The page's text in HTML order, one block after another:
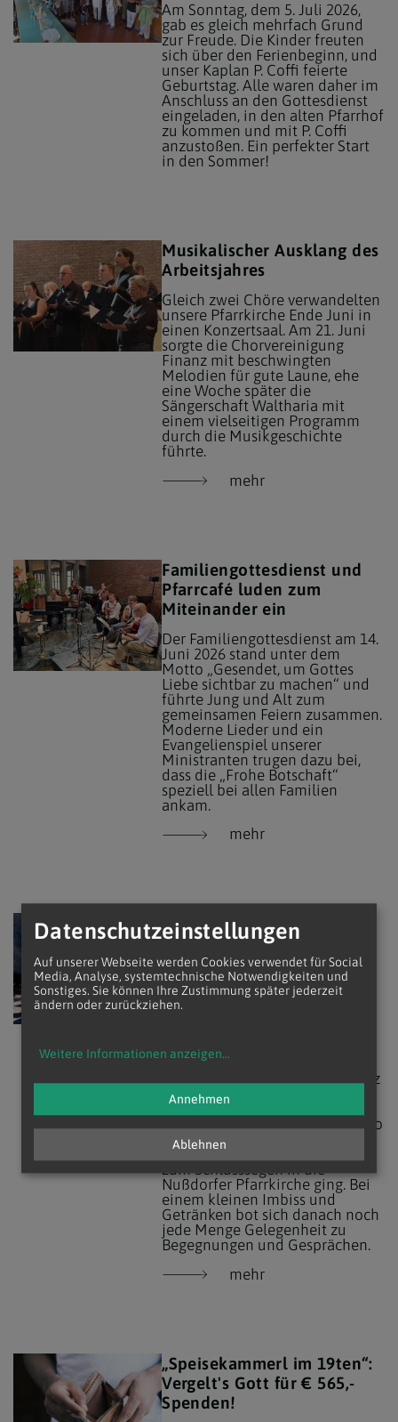
Am Sonntag, dem 5. Juli 2026,
gab es gleich mehrfach Grund
zur Freude. Die Kinder freuten
sich über den Ferienbeginn, und
unser Kaplan P. Coffi feierte
Geburtstag. Alle waren daher im
Anschluss an den Gottesdienst
eingeladen, in den alten Pfarrhof
zu kommen und mit P. Coffi
anzustoßen. Ein perfekter Start
in den Sommer!
Musikalischer Ausklang des
Arbeitsjahres
Gleich zwei Chöre verwandelten
unsere Pfarrkirche Ende Juni in
einen Konzertsaal. Am 21. Juni
sorgte die Chorvereinigung
Finanz mit beschwingten
Melodien für gute Laune, ehe
eine Woche später die
Sängerschaft Waltharia mit
einem vielseitigen Programm
durch die Musikgeschichte
führte.
mehr
Familiengottesdienst und
Pfarrcafé luden zum
Miteinander ein
Der Familiengottesdienst am 14.
Juni 2026 stand unter dem
Motto „Gesendet, um Gottes
Liebe sichtbar zu machen“ und
führte Jung und Alt zum
gemeinsamen Feiern zusammen.
Moderne Lieder und ein
Evangelienspiel unserer
Ministranten trugen dazu bei,
dass die „Frohe Botschaft“
speziell bei allen Familien
ankam.
mehr
Fronleichnam im Zeichen
der Gemeinschaft
Am Donnerstag, dem 4. Juni
2026, feierte unsere Gemeinde
das Fronleichnamsfest mitten
der Gottesdienst nicht in der
Kirche, sondern in der kleinen
Parkanlage am 12.-Februar-Platz
statt. Im Anschluss an die Messe
führte der Prozessionszug zum
Volksheim Heiligenstadt, von wo
aus es gemeinsam mit den
Gläubigen der Pfarre Nußdorf
zum Schlusssegen in die
Nußdorfer Pfarrkirche ging. Bei
einem kleinen Imbiss und
Getränken bot sich danach noch
jede Menge Gelegenheit zu
Begegnungen und Gesprächen.
mehr
„Speisekammerl im 19ten“:
Vergelt's Gott für € 565,-
Spenden!
Datenschutzeinstellungen
Auf unserer Webseite werden Cookies verwendet für Social
Media, Analyse, systemtechnische Notwendigkeiten und
Sonstiges. Sie können Ihre Zustimmung später jederzeit
ändern oder zurückziehen.
Weitere Informationen anzeigen...
Ablehnen
Annehmen